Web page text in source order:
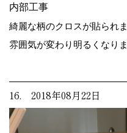
内部工事
綺麗な柄のクロスが貼られま
雰囲気が変わり明るくなりま
16. 2018年08月22日